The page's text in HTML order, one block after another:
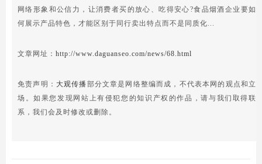
网络形象和公信力，让消费者买的放心、吃得安心?食品烟酒企业要如
何展示产品特色，才能区别于同行卖出特点而不是同质化...
文章网址： http://www.daguanseo.com/news/68.html
免责声明： 大观传播部分文章是网络整编而成，不代表本网的观点和立
场。如果您发现网站上有侵犯您的知识产权的作品，请与我们取得联
系，我们会及时修改或删除。